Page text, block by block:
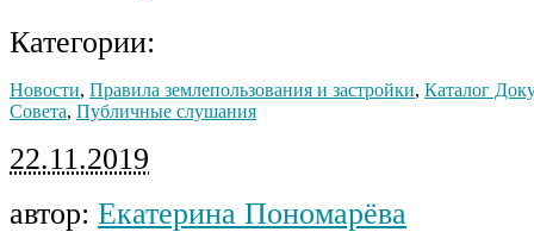
Категории:
Новости, Правила землепользования и застройки, Каталог
Совета, Публичные слушания
22.11.2019
автор: Екатерина Пономарёва